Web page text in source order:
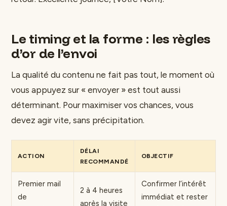
Le timing et la forme : les règles
d’or de l’envoi
La qualité du contenu ne fait pas tout, le moment où
vous appuyez sur « envoyer » est tout aussi
déterminant. Pour maximiser vos chances, vous
devez agir vite, sans précipitation.
ACTION
DÉLAI
RECOMMANDÉ
OBJECTIF
Premier mail
de
2 à 4 heures
après la visite
Confirmer l’intérêt
immédiat et rester